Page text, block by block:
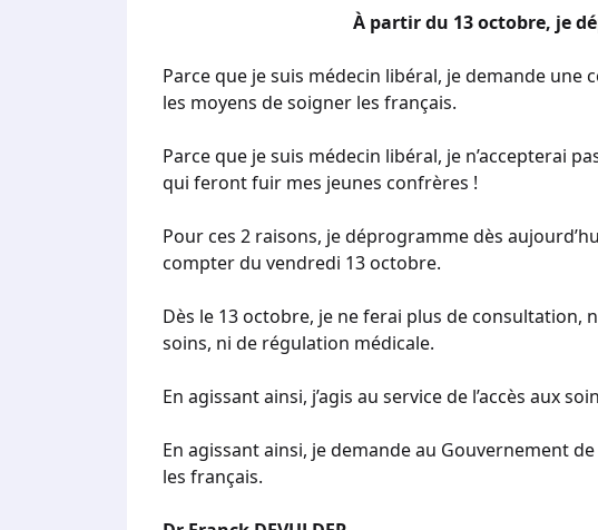
À partir du 13 octobre, je
Parce que je suis médecin libéral, je demande une
les moyens de soigner les français.
Parce que je suis médecin libéral, je n’accepterai
qui feront fuir mes jeunes confrères !
Pour ces 2 raisons, je déprogramme dès
compter du vendredi 13 octobre.
Dès le 13 octobre, je ne ferai plus de consultation,
soins, ni de régulation médicale.
En agissant ainsi, j’agis au service de l’accès aux
En agissant ainsi, je demande au Gouvernement
les français.